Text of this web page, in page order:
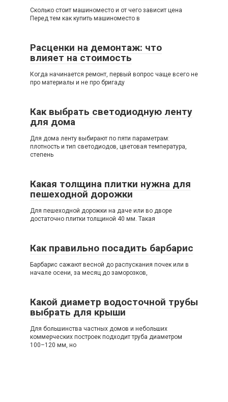
Сколько стоит машиноместо и от чего зависит цена
Перед тем как купить машиноместо в
Расценки на демонтаж: что
влияет на стоимость
Когда начинается ремонт, первый вопрос чаще всего не
про материалы и не про бригаду
Как выбрать светодиодную ленту
для дома
Для дома ленту выбирают по пяти параметрам:
плотность и тип светодиодов, цветовая температура,
степень
Какая толщина плитки нужна для
пешеходной дорожки
Для пешеходной дорожки на даче или во дворе
достаточно плитки толщиной 40 мм. Такая
Как правильно посадить барбарис
Барбарис сажают весной до распускания почек или в
начале осени, за месяц до заморозков,
Какой диаметр водосточной трубы
выбрать для крыши
Для большинства частных домов и небольших
коммерческих построек подходит труба диаметром
100–120 мм, но